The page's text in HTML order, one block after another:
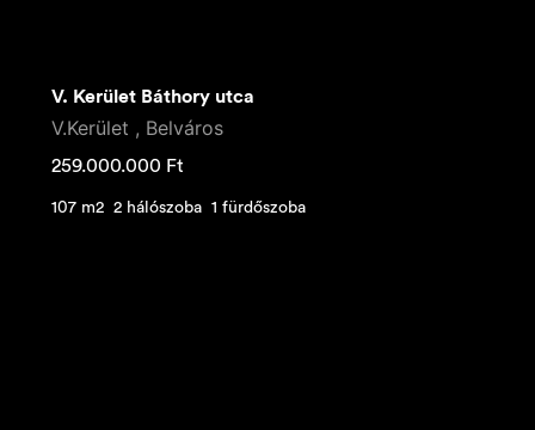
V. Kerület Báthory utca
V.Kerület , Belváros
259.000.000 Ft
107 m2 2 hálószoba 1 fürdőszoba